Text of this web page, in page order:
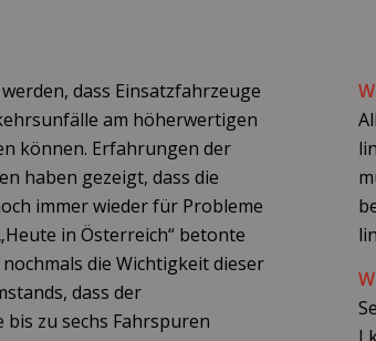
dass Einsatzfahrzeuge
am höherwertigen
können. Erfahrungen der
haben gezeigt, dass die
immer wieder für Probleme
in Österreich“ betonte
die Wichtigkeit dieser
dass der
zu sechs Fahrspuren